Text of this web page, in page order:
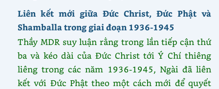
Liên kết mới giữa Đức Christ, Đức Phật và
Shamballa trong giai đoạn 1936-1945
Thầy MDR suy luận rằng trong lần tiếp cận thứ
ba và kéo dài của Đức Christ tới Ý Chí thiêng
liêng trong các năm 1936-1945, Ngài đã liên
kết với Đức Phật theo một cách mới để quyết